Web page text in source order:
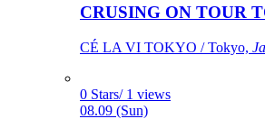
CRUSING ON TOUR
CÉ LA VI TOKYO / Tokyo,
0 Stars/ 1 views
08.09 (Sun)